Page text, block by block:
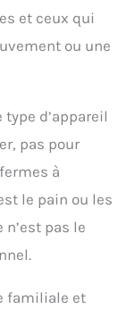
et ceux qui
ou une
d’appareil
pas pour
à
le pain ou les
pas le
familiale et